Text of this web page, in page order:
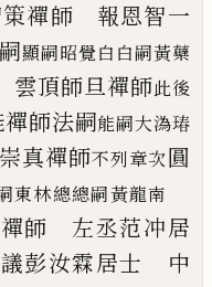
禪師 報恩智一
顯嗣昭覺白白嗣黃蘗
頂師旦禪師此後
師法嗣能嗣大溈瑃
真禪師不列章次圓
東林總總嗣黃龍南
師 左丞范冲居
彭汝霖居士 中